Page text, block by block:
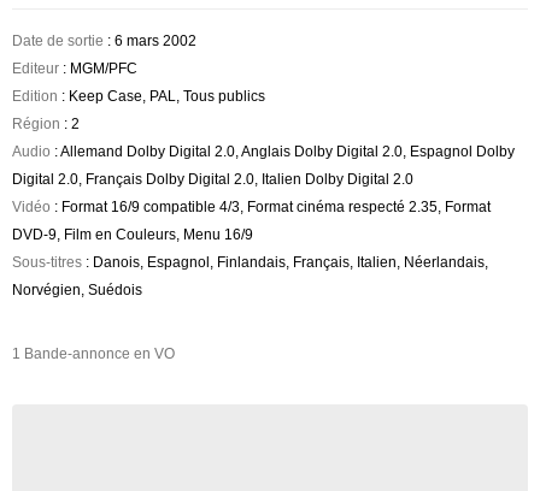
Date de sortie : 6 mars 2002
Editeur : MGM/PFC
Edition : Keep Case, PAL, Tous publics
Région : 2
Audio : Allemand Dolby Digital 2.0, Anglais Dolby Digital 2.0, Espagnol Dolby
Digital 2.0, Français Dolby Digital 2.0, Italien Dolby Digital 2.0
Vidéo : Format 16/9 compatible 4/3, Format cinéma respecté 2.35, Format
DVD-9, Film en Couleurs, Menu 16/9
Sous-titres : Danois, Espagnol, Finlandais, Français, Italien, Néerlandais,
Norvégien, Suédois
1 Bande-annonce en VO